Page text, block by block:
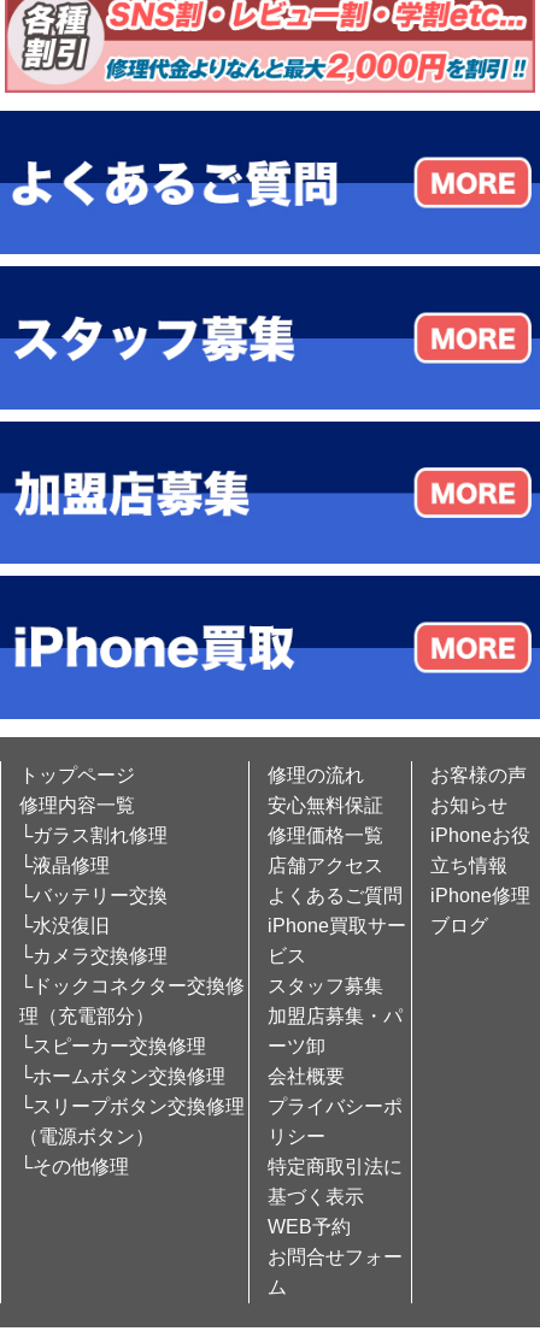
トップページ
修理内容一覧
└ガラス割れ修理
└液晶修理
└バッテリー交換
└水没復旧
└カメラ交換修理
└ドックコネクター交換修
理（充電部分）
└スピーカー交換修理
└ホームボタン交換修理
└スリープボタン交換修理
（電源ボタン）
└その他修理
修理の流れ
安心無料保証
修理価格一覧
店舗アクセス
よくあるご質問
iPhone買取サー
ビス
スタッフ募集
加盟店募集・パ
ーツ卸
会社概要
プライバシーポ
リシー
特定商取引法に
基づく表示
WEB予約
お問合せフォー
ム
お客様の声
お知らせ
iPhoneお役
立ち情報
iPhone修理
ブログ